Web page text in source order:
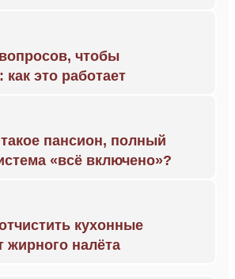
чтобы
это работает
пансион, полный
«всё включено»?
кухонные
жирного налёта